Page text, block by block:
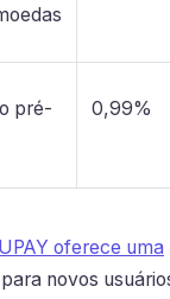
pré-
0,99%
oferece uma
para novos